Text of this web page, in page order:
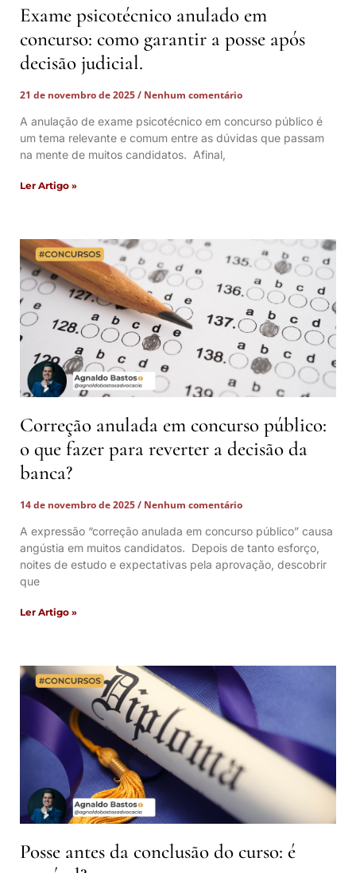
Exame psicotécnico anulado em
concurso: como garantir a posse após
decisão judicial.
21 de novembro de 2025
Nenhum comentário
A anulação de exame psicotécnico em concurso público é
um tema relevante e comum entre as dúvidas que passam
na mente de muitos candidatos. Afinal,
Ler Artigo »
Correção anulada em concurso público:
o que fazer para reverter a decisão da
banca?
14 de novembro de 2025
Nenhum comentário
A expressão “correção anulada em concurso público” causa
angústia em muitos candidatos. Depois de tanto esforço,
noites de estudo e expectativas pela aprovação, descobrir
que
Ler Artigo »
Posse antes da conclusão do curso: é